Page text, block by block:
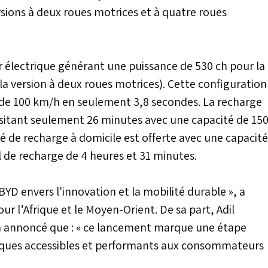
à deux roues motrices et à quatre roues
générant une puissance de 530 ch pour la
version à deux roues motrices). Cette configuration
100 km/h en seulement 3,8 secondes. La recharge
seulement 26 minutes avec une capacité de 150
de recharge à domicile est offerte avec une capacité
recharge de 4 heures et 31 minutes.
envers l'innovation et la mobilité durable », a
l’Afrique et le Moyen-Orient. De sa part, Adil
que : « ce lancement marque une étape
accessibles et performants aux consommateurs